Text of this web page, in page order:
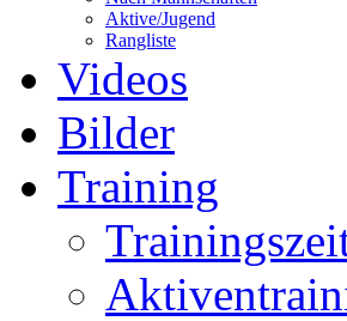
Aktive/Jugend
Rangliste
Videos
Bilder
Training